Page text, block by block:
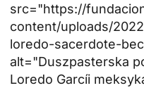
src="https://
content/uploads/
loredo-sacerdote-
alt="Duszpasterska
Loredo Garcíi